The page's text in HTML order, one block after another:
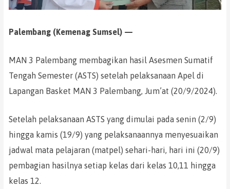
Palembang (Kemenag Sumsel) —
MAN 3 Palembang membagikan hasil Asesmen Sumatif
Tengah Semester (ASTS) setelah pelaksanaan Apel di
Lapangan Basket MAN 3 Palembang, Jum’at (20/9/2024).
Setelah pelaksanaan ASTS yang dimulai pada senin (2/9)
hingga kamis (19/9) yang pelaksanaannya menyesuaikan
jadwal mata pelajaran (matpel) sehari-hari, hari ini (20/9)
pembagian hasilnya setiap kelas dari kelas 10,11 hingga
kelas 12.